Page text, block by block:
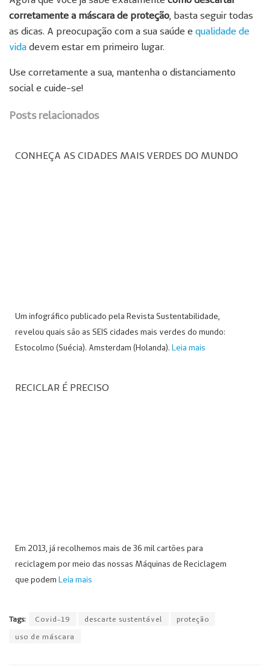
corretamente a máscara de proteção, basta seguir todas
as dicas. A preocupação com a sua saúde e qualidade de
vida devem estar em primeiro lugar.
Use corretamente a sua, mantenha o distanciamento
social e cuide-se!
Posts relacionados
CONHEÇA AS CIDADES MAIS VERDES DO MUNDO
Um infográfico publicado pela Revista Sustentabilidade,
revelou quais são as SEIS cidades mais verdes do mundo:
Estocolmo (Suécia). Amsterdam (Holanda). Leia mais
RECICLAR É PRECISO
Em 2013, já recolhemos mais de 36 mil cartões para
reciclagem por meio das nossas Máquinas de Reciclagem
que podem Leia mais
Tags: Covid-19 descarte sustentável
proteção
uso de máscara